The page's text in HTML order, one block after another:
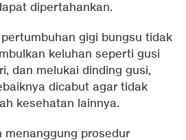
dipertahankan.
gigi bungsu tidak
keluhan seperti gusi
dan melukai dinding gusi,
dicabut agar tidak
kesehatan lainnya.
menanggung prosedur